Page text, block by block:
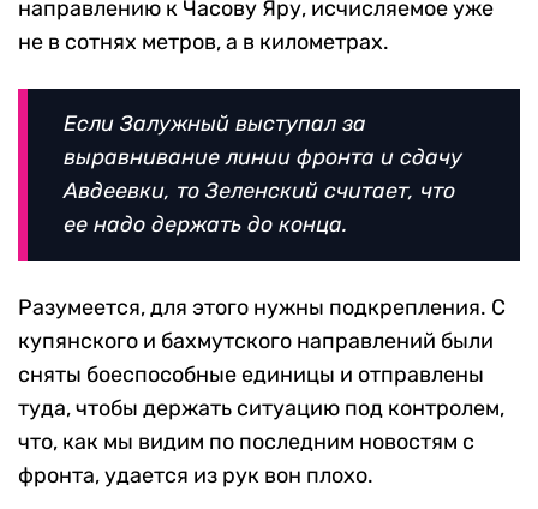
направлению к Часову Яру, исчисляемое уже
не в сотнях метров, а в километрах.
Если Залужный выступал за
выравнивание линии фронта и сдачу
Авдеевки, то Зеленский считает, что
ее надо держать до конца.
Разумеется, для этого нужны подкрепления. С
купянского и бахмутского направлений были
сняты боеспособные единицы и отправлены
туда, чтобы держать ситуацию под контролем,
что, как мы видим по последним новостям с
фронта, удается из рук вон плохо.